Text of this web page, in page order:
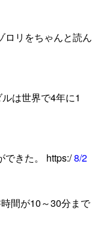
リをちゃんと読ん
は世界で4年に1
できた。 https:/8/2
間が10～30分まで